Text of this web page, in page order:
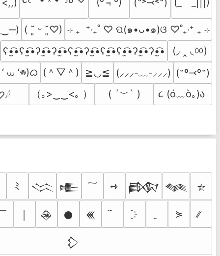
( ˘͈ ᵕ ˘͈♡) ⊹ ₊  ⁺‧₊˚ ♡ ପ(๑•ᴗ•๑)ଓ ♡˚₊‧⁺ ₊ ⊹
ʕ•̫͡•ʕ•̫͡•ʔ•̫͡•ʔ•̫͡•ʕ•̫͡•ʔ•̫͡•ʕ•̫͡•ʕ•̫͡•ʔ•̫͡•ʔ•̫͡•
(◞ ‸ ◟ㆀ)
⩊ ‘𖦹)ᜊ (＾▽＾) ≧◡≦ (⸝⸝⸝-﹏-⸝⸝⸝) (˶º⤙º˶)
（｡>‿‿<｡ ） ( ´﹀` ) ૮ (ó﹏ò｡)ა
ﾐ 𒈱 𒍫 ➺ 𒁃 𒈝 ⛥
𒊲 𒊹 𒌍 ⋟
𒁷